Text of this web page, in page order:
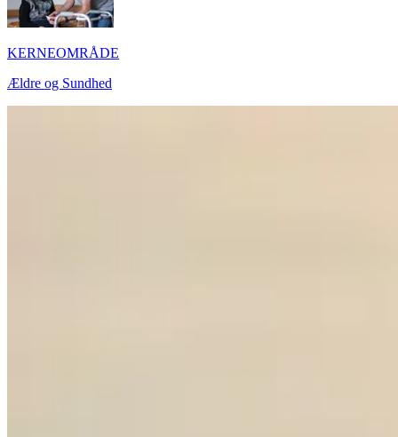
KERNEOMRÅDE
Ældre og Sundhed